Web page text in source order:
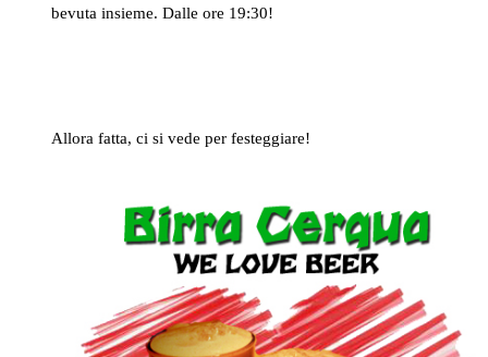
bevuta insieme. Dalle ore 19:30!
Allora fatta, ci si vede per festeggiare!